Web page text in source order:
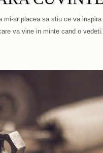
ar placea sa stiu ce va
va vine in minte cand o vedeti.